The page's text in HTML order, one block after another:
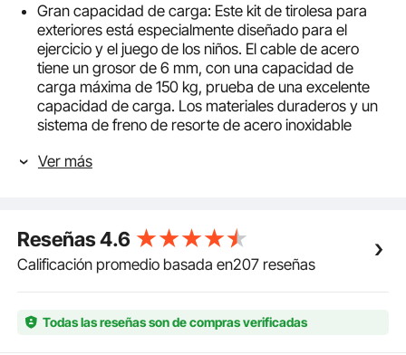
Gran capacidad de carga: Este kit de tirolesa para
exteriores está especialmente diseñado para el
ejercicio y el juego de los niños. El cable de acero
tiene un grosor de 6 mm, con una capacidad de
carga máxima de 150 kg, prueba de una excelente
capacidad de carga. Los materiales duraderos y un
sistema de freno de resorte de acero inoxidable
por el CPC, lo que permite a los padres acompañar a
evitar posibles peligros hasta en el más mínimo
detalle. La polea está diseñada con una forma
cóncava, pulida para reducir el daño a la cuerda, lo
asegurando un juego estable y seguro. Los
rodamientos de alta calidad garantizan una
Ver más
Reseñas4.6
Calificación promedio basada en207 reseñas
Todas las reseñas son de compras verificadas